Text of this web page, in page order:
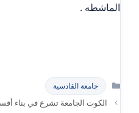
الماشطه .
التصنيفات
جامعة القادسية
الكوت الجامعة تشرع في بناء